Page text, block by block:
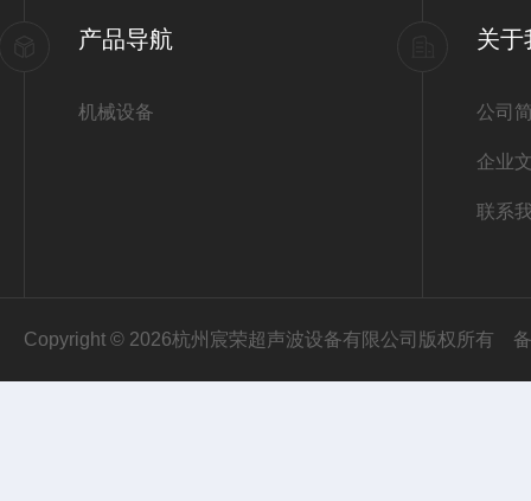
产品导航
机械设备
关于
公司
企业
联系
Copyright © 2026杭州宸荣超声波设备有限公司版权所有